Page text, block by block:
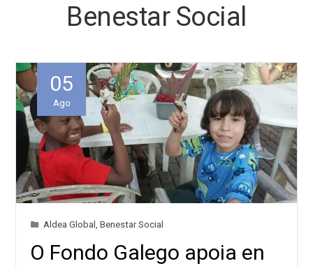
Benestar Social
05
Ago
Aldea Global ,Benestar Social
O Fondo Galego apoia en